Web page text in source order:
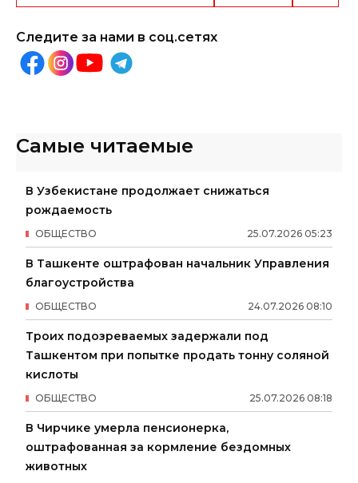
Следите за нами в соц.сетях
Самые читаемые
В Узбекистане продолжает снижаться
рождаемость
25.07.2026 05:23
ОБЩЕСТВО
В Ташкенте оштрафован начальник Управления
благоустройства
24.07.2026 08:10
ОБЩЕСТВО
Троих подозреваемых задержали под
Ташкентом при попытке продать тонну соляной
кислоты
25.07.2026 08:18
ОБЩЕСТВО
В Чирчике умерла пенсионерка,
оштрафованная за кормление бездомных
животных